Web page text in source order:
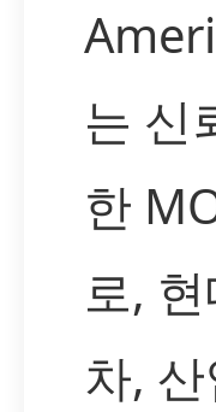
는 신
한
로,
차,